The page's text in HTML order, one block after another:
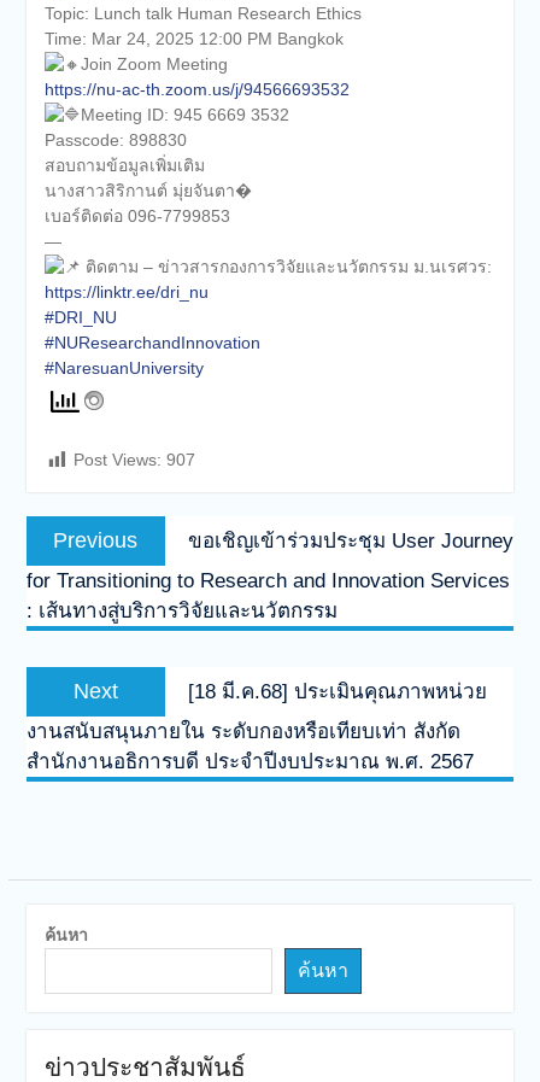
Topic: Lunch talk Human Research Ethics
Time: Mar 24, 2025 12:00 PM Bangkok
Join Zoom Meeting
https://nu-ac-th.zoom.us/j/94566693532
Meeting ID: 945 6669 3532
Passcode: 898830
สอบถามข้อมูลเพิ่มเติม
นางสาวสิริกานต์ มุ่ยจันตา�
เบอร์ติดต่อ 096-7799853
—
ติดตาม – ข่าวสารกองการวิจัยและนวัตกรรม ม.นเรศวร:
https://linktr.ee/dri_nu
#DRI_NU
#NUResearchandInnovation
#NaresuanUniversity
Post Views: 907
Previous
ขอเชิญเข้าร่วมประชุม User Journey
for Transitioning to Research and Innovation Services
: เส้นทางสู่บริการวิจัยและนวัตกรรม
Next
[18 มี.ค.68] ประเมินคุณภาพหน่วย
งานสนับสนุนภายใน ระดับกองหรือเทียบเท่า สังกัด
สำนักงานอธิการบดี ประจำปีงบประมาณ พ.ศ. 2567
ค้นหา
ค้นหา
ข่าวประชาสัมพันธ์